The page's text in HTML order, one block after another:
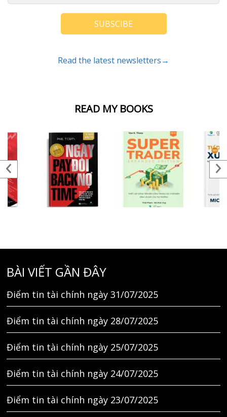
READ MY BOOKS
SUBSCIBE
Read the latest newsletters→
BÀI VIẾT GẦN ĐÂY
Điểm tin tài chính ngày 31/07/2025
Điểm tin tài chính ngày 28/07/2025
Điểm tin tài chính ngày 25/07/2025
Điểm tin tài chính ngày 24/07/2025
Điểm tin tài chính ngày 23/07/2025